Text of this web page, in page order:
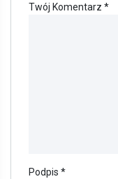
Twój Komentarz *
Podpis *